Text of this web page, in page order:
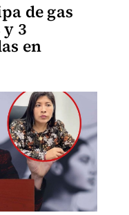
de gas
3
en